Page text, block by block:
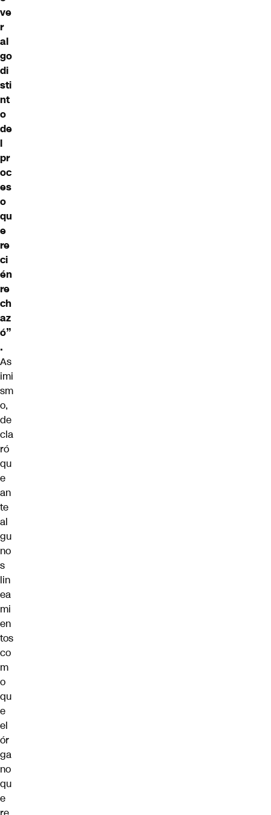
ve
r
al
go
di
sti
nt
o
de
l
pr
oc
es
o
qu
e
re
ci
én
re
ch
az
ó”
.
As
imi
sm
o,
de
cla
ró
qu
e
an
te
al
gu
no
s
lin
ea
mi
en
tos
co
m
o
qu
e
el
ór
ga
no
qu
e